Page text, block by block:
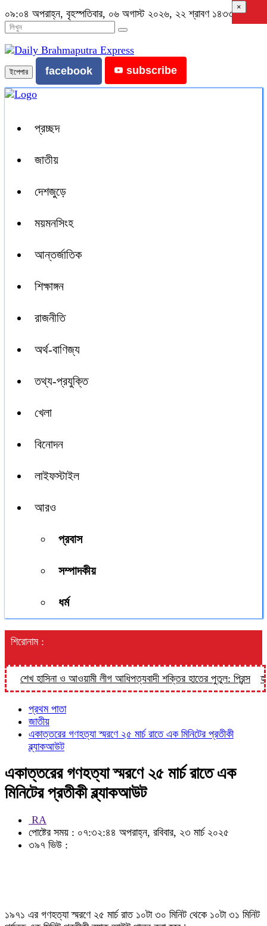
০৯:০৪ অপরাহ্ন, বৃহস্পতিবার, ০৬ অগাস্ট ২০২৬, ২২ শ্রাবণ ১৪৩৩ বঙ্গাব্দ
ইপেপার facebook subscribe
প্রচ্ছদ
জাতীয়
দেশজুড়ে
ময়মনসিংহ
আন্তর্জাতিক
শিক্ষাঙ্গন
রাজনীতি
অর্থ-বাণিজ্য
তথ্য-প্রযুক্তি
খেলা
বিনোদন
লাইফস্টাইল
আরও
প্রবাস
সম্পাদকীয়
ধর্ম
শিরোনাম :
শেখ হাসিনা ও আওয়ামী লীগ আধিপত্যবাদী শক্তির হাতের পুতুল: প্রিন্স
×
প্রথম পাতা
জাতীয়
একাত্তরের গণহত্যা স্মরণে ২৫ মার্চ রাতে এক মিনিটের প্রতীকী
ব্ল্যাকআউট
একাত্তরের গণহত্যা স্মরণে ২৫ মার্চ রাতে এক
মিনিটের প্রতীকী ব্ল্যাকআউট
RA
পোষ্টের সময় : ০৭:৩২:৪৪ অপরাহ্ন, রবিবার, ২৩ মার্চ ২০২৫
৩৯৭ ভিউ :
১৯৭১ এর গণহত্যা স্মরণে ২৫ মার্চ রাত ১০টা ৩০ মিনিট থেকে ১০টা ৩১ মিনিট